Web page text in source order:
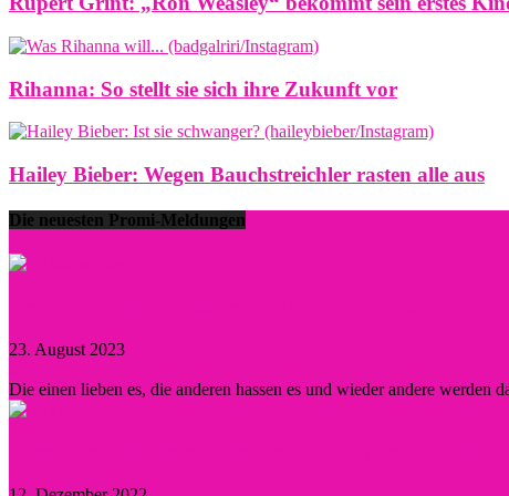
Rihanna: So stellt sie sich ihre Zukunft vor
Hailey Bieber: Wegen Bauchstreichler rasten alle aus
Die neuesten Promi-Meldungen
23. August 2023
Die einen lieben es, die anderen hassen es und wieder andere